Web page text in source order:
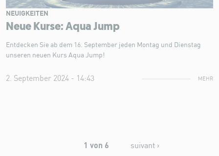
Neue Kurse: Aqua Jump
NEUIGKEITEN
Entdecken Sie ab dem 16. September jeden Montag und Dienstag
unseren neuen Kurs Aqua Jump!
2. September 2024 - 14:43 MEHR
1 von 6 suivant ›